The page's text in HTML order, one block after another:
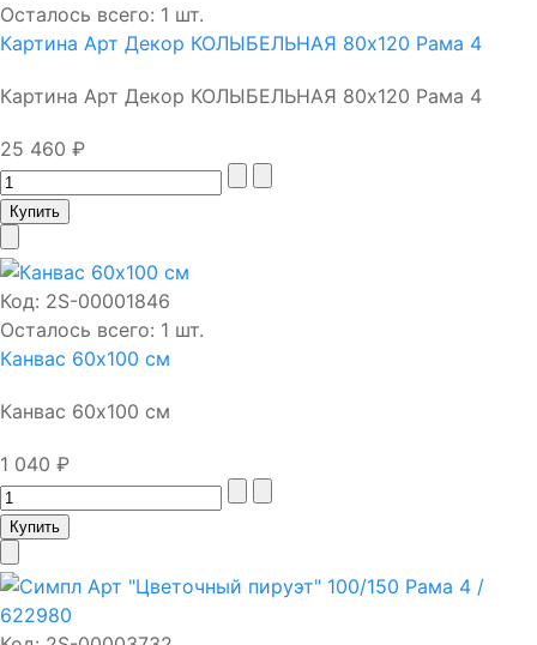
Осталось всего: 1 шт.
Картина Арт Декор КОЛЫБЕЛЬНАЯ 80х120 Рама 4
Картина Арт Декор КОЛЫБЕЛЬНАЯ 80х120 Рама 4
25 460 ₽
Код: 2S-00001846
Осталось всего: 1 шт.
Канвас 60х100 см
Канвас 60х100 см
1 040 ₽